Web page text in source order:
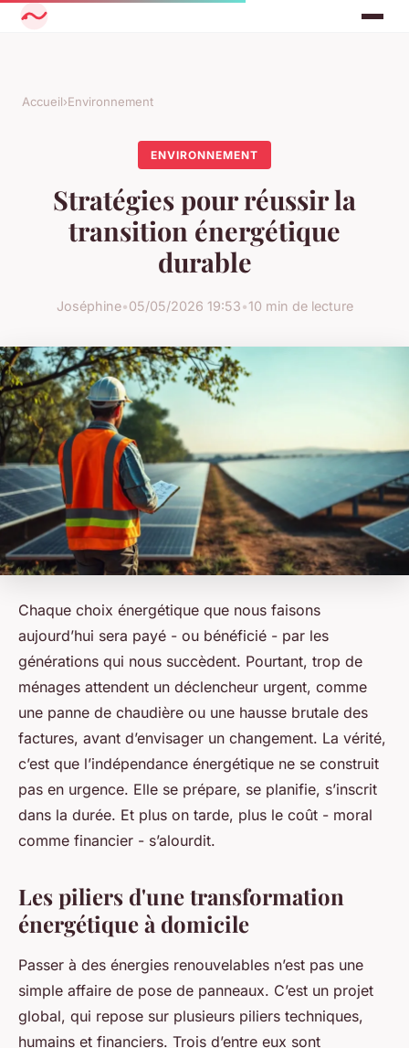
Accueil›Environnement
ENVIRONNEMENT
Stratégies pour réussir la
transition énergétique
durable
Joséphine•05/05/2026 19:53•10 min de lecture
Chaque choix énergétique que nous faisons
aujourd’hui sera payé - ou bénéficié - par les
générations qui nous succèdent. Pourtant, trop de
ménages attendent un déclencheur urgent, comme
une panne de chaudière ou une hausse brutale des
factures, avant d’envisager un changement. La vérité,
c’est que l’indépendance énergétique ne se construit
pas en urgence. Elle se prépare, se planifie, s’inscrit
dans la durée. Et plus on tarde, plus le coût - moral
comme financier - s’alourdit.
Les piliers d'une transformation
énergétique à domicile
Passer à des énergies renouvelables n’est pas une
simple affaire de pose de panneaux. C’est un projet
global, qui repose sur plusieurs piliers techniques,
humains et financiers. Trois d’entre eux sont